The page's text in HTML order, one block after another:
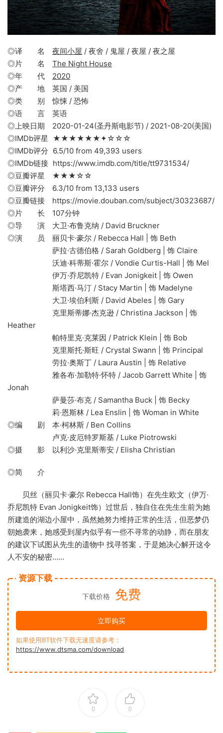
◎译 名 夜间小屋 / 夜舍 / 鬼屋 / 夜屋 / 夜之屋
◎片 名 The Night House
◎年 代 2020
◎产 地 英国 / 美国
◎类 别 惊悚 / 恐怖
◎语 言 英语
◎上映日期 2020-01-24(圣丹斯电影节) / 2021-08-20(美国)
◎IMDb评星 ★★★★★★✦☆☆☆
◎IMDb评分 6.5/10 from 49,393 users
◎IMDb链接 https://www.imdb.com/title/tt9731534/
◎豆瓣评星 ★★★☆☆
◎豆瓣评分 6.3/10 from 13,133 users
◎豆瓣链接 https://movie.douban.com/subject/30323687/
◎片 长 107分钟
◎导 演 大卫·布鲁克纳 / David Bruckner
◎演 员 丽贝卡·豪尔 / Rebecca Hall | 饰 Beth
萨拉·古德伯格 / Sarah Goldberg | 饰 Claire
沃迪·科蒂斯·霍尔 / Vondie Curtis-Hall | 饰 Mel
伊万·乔尼凯特 / Evan Jonigkeit | 饰 Owen
斯塔西·马汀 / Stacy Martin | 饰 Madelyne
大卫·埃伯利斯 / David Abeles | 饰 Gary
克里斯蒂娜·杰克逊 / Christina Jackson | 饰
Heather
帕特里克·克莱因 / Patrick Klein | 饰 Bob
克里斯托·斯旺 / Crystal Swann | 饰 Principal
劳拉·奥斯丁 / Laura Austin | 饰 Relative
雅各布·加勒特·怀特 / Jacob Garrett White | 饰
Jonah
萨曼莎·布克 / Samantha Buck | 饰 Becky
莉·恩斯林 / Lea Enslin | 饰 Woman in White
◎编 剧 本·柯林斯 / Ben Collins
卢克·皮厄特罗斯基 / Luke Piotrowski
◎摄 影 以利沙·克里斯蒂安 / Elisha Christian
◎简 介
贝丝（丽贝卡·豪尔 Rebecca Hall饰）在先生欧文（伊万·
乔尼凯特 Evan Jonigkeit饰）过世后，独自住在先生生前为她
所建造的湖边小屋中，虽然她努力维持正常的生活，但恶梦仍
朝她袭来，她感受到屋内似乎有一些不寻常的动静，而在朋友
的建议下试图从先生的遗物中 找寻答案，于是她决心解开这令
人不安的秘密……
资源下载
下载价格 免费
立即购买
如果使用BT软件下载无速度请参考：
https://www.dtsma.com/download
0 0